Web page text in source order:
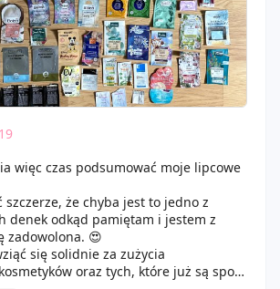
więc czas podsumować moje lipcowe
szczerze, że chyba jest to jedno z
denek odkąd pamiętam i jestem z
zadowolona. 😍
się solidnie za zużycia
oraz tych, które już są spory